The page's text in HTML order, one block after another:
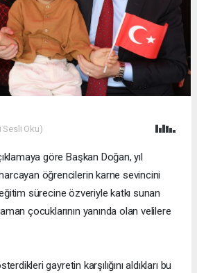
Sesli Oku)
göre Başkan Doğan, yıl
öğrencilerin karne sevincini
eğitim sürecine özveriyle katkı sunan
çocuklarının yanında olan velilere
gayretin karşılığını aldıkları bu